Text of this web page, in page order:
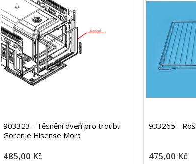
903323 - Těsnění dveří pro troubu
Gorenje Hisense Mora
485,00 Kč
933265 -
475,00 Kč